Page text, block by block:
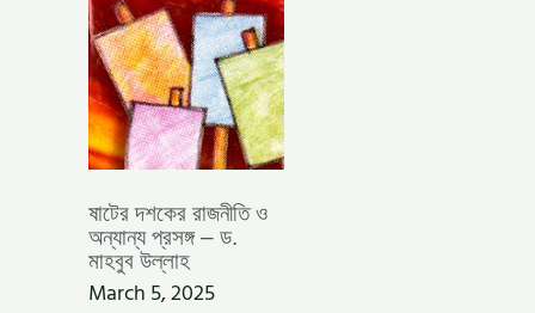
ষাটের দশকের রাজনীতি ও
অন্যান্য প্রসঙ্গ – ড.
মাহবুব উল্লাহ
March 5, 2025
মাহবুব
উল্লাহ